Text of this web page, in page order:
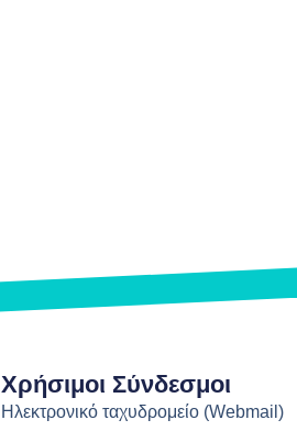
Χρήσιμοι Σύνδεσμοι
Ηλεκτρονικό ταχυδρομείο (Webmail)